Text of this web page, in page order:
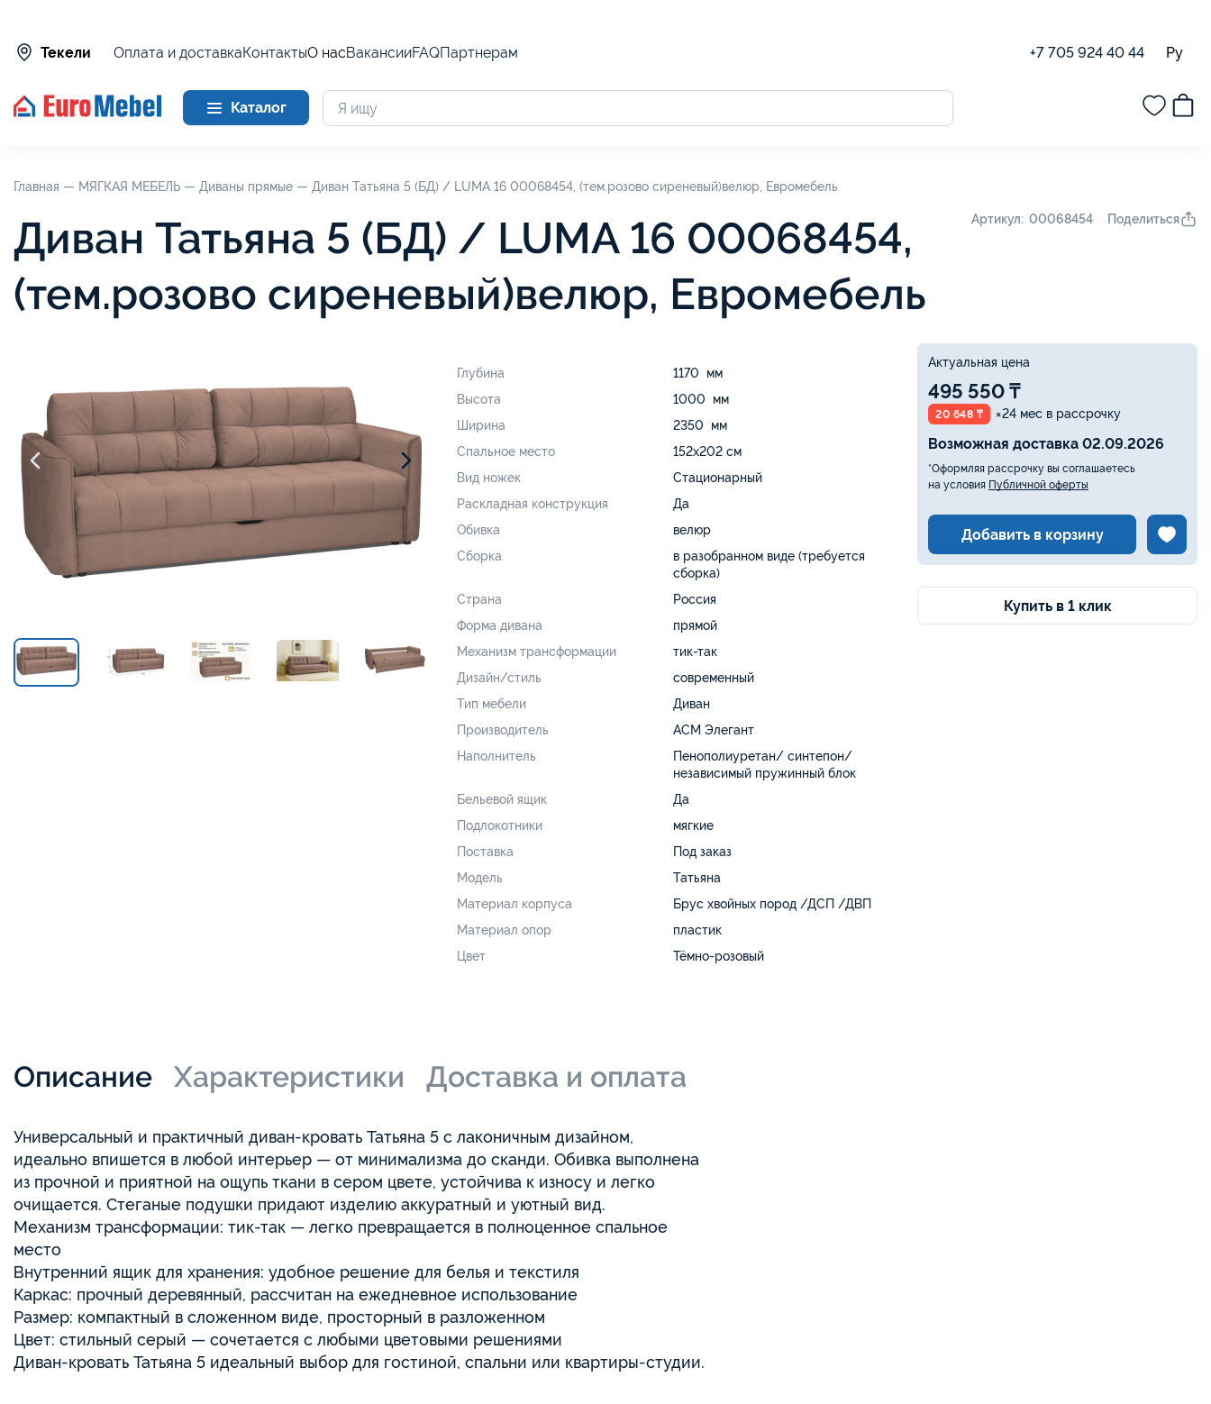
Текели Оплата и доставкаКонтактыО насВакансииFAQПартнерам +7 705 924 40 44 Ру
Каталог
Главная — МЯГКАЯ МЕБЕЛЬ — Диваны прямые — Диван Татьяна 5 (БД) / LUMA 16 00068454, (тем.розово сиреневый)велюр, Евромебель
Диван Татьяна 5 (БД) / LUMA 16 00068454,
(тем.розово сиреневый)велюр, Евромебель
Артикул: 00068454 Поделиться
Глубина
1170 мм
Высота
1000 мм
Ширина
2350 мм
Спальное место
152х202 см
Вид ножек
Стационарный
Раскладная конструкция
Да
Обивка
велюр
Сборка
в разобранном виде (требуется
сборка)
Страна
Россия
Форма дивана
прямой
Механизм трансформации
тик-так
Дизайн/стиль
современный
Тип мебели
Диван
Производитель
АСМ Элегант
Наполнитель
Пенополиуретан/ синтепон/
независимый пружинный блок
Бельевой ящик
Да
Подлокотники
мягкие
Поставка
Под заказ
Модель
Татьяна
Материал корпуса
Брус хвойных пород /ДСП /ДВП
Материал опор
пластик
Цвет
Тёмно-розовый
Актуальная цена
495 550 ₸
20 648 ₸ ×24 мес в рассрочку
Возможная доставка 02.09.2026
*Оформляя рассрочку вы соглашаетесь
на условия Публичной оферты
Добавить в корзину
Купить в 1 клик
Описание Характеристики Доставка и оплата
Универсальный и практичный диван-кровать Татьяна 5 с лаконичным дизайном,
идеально впишется в любой интерьер — от минимализма до сканди. Обивка выполнена
из прочной и приятной на ощупь ткани в сером цвете, устойчива к износу и легко
очищается. Стеганые подушки придают изделию аккуратный и уютный вид.
Механизм трансформации: тик-так — легко превращается в полноценное спальное
место
Внутренний ящик для хранения: удобное решение для белья и текстиля
Каркас: прочный деревянный, рассчитан на ежедневное использование
Размер: компактный в сложенном виде, просторный в разложенном
Цвет: стильный серый — сочетается с любыми цветовыми решениями
Диван-кровать Татьяна 5 идеальный выбор для гостиной, спальни или квартиры-студии.